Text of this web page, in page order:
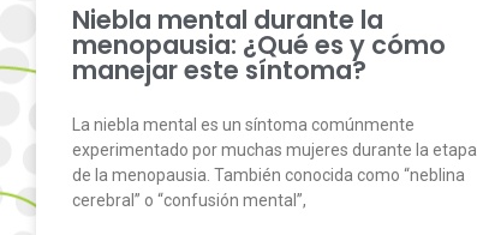
Niebla mental durante la
menopausia: ¿Qué es y cómo
manejar este síntoma?
La niebla mental es un síntoma comúnmente
experimentado por muchas mujeres durante la etapa
de la menopausia. También conocida como “neblina
cerebral” o “confusión mental”,